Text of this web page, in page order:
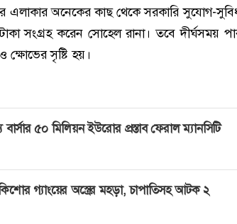
এলাকার অনেকের কাছ থেকে সরকারি সুযোগ-
সংগ্রহ করেন সোহেল রানা। তবে দীর্ঘসময়
ক্ষোভের সৃষ্টি হয়।
বার্সার ৫০ মিলিয়ন ইউরোর প্রস্তাব ফেরাল ম্যানসিটি
গ্যাংয়ের অস্ত্রের মহড়া, চাপাতিসহ আটক ২